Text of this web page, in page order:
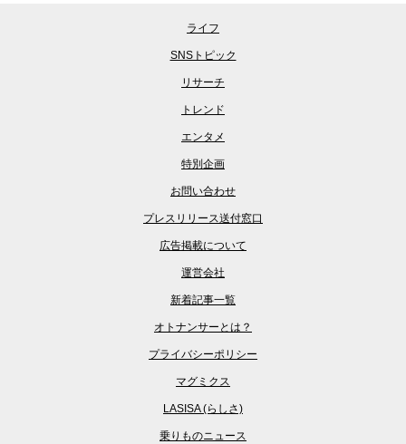
ライフ
SNSトピック
リサーチ
トレンド
エンタメ
特別企画
お問い合わせ
プレスリリース送付窓口
広告掲載について
運営会社
新着記事一覧
オトナンサーとは？
プライバシーポリシー
マグミクス
LASISA (らしさ)
乗りものニュース